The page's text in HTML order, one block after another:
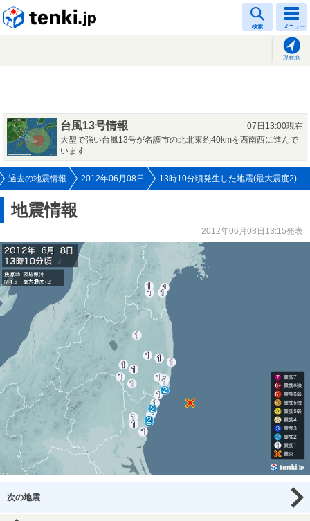
検索 メニュー
現在地
台風13号情報
07日13:00現在
大型で強い台風13号が名護市の北北東約40kmを西南西に進んで
います
過去の地震情報 2012年06月08日 13時10分頃発生した地震(最大震度2)
地震情報
2012年06月08日13:15発表
次の地震